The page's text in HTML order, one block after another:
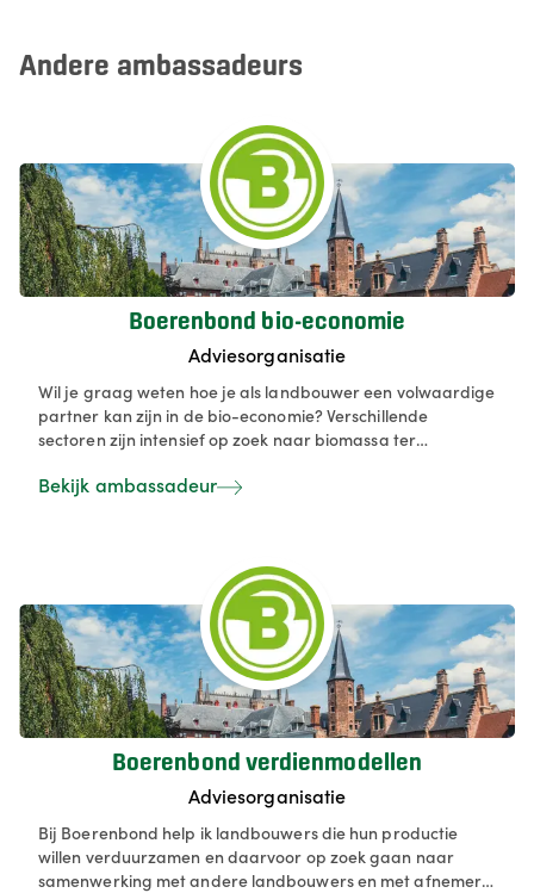
Andere ambassadeurs
Boerenbond bio-economie
Adviesorganisatie
Wil je graag weten hoe je als landbouwer een volwaardige
partner kan zijn in de bio-economie? Verschillende
sectoren zijn intensief op zoek naar biomassa ter
voorzien - mits goede afspraken en degelijke
Bekijk ambassadeur
Boerenbond verdienmodellen
Adviesorganisatie
Bij Boerenbond help ik landbouwers die hun productie
willen verduurzamen en daarvoor op zoek gaan naar
samenwerking met andere landbouwers en met afnemers